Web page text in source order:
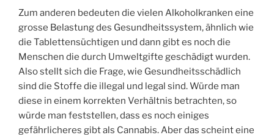
Zum anderen bedeuten die vielen Alkoholkranken eine
grosse Belastung des Gesundheitssystem, ähnlich wie
die Tablettensüchtigen und dann gibt es noch die
Menschen die durch Umweltgifte geschädigt wurden.
Also stellt sich die Frage, wie Gesundheitsschädlich
sind die Stoffe die illegal und legal sind. Würde man
diese in einem korrekten Verhältnis betrachten, so
würde man feststellen, dass es noch einiges
gefährlicheres gibt als Cannabis. Aber das scheint eine